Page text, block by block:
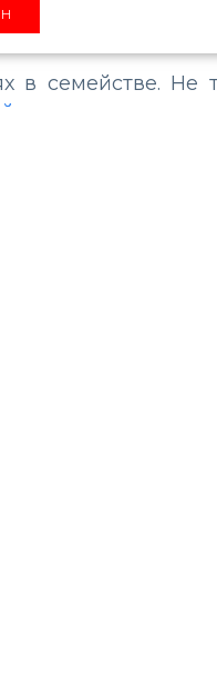
в семействе. Не